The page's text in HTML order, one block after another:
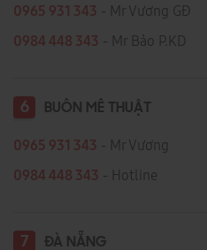
0965 931 343 - Mr Vương GĐ
0984 448 343 - Mr Bảo P.KD
6 BUÔN MÊ THUẬT
0965 931 343 - Mr Vương
0984 448 343 - Hotline
7 ĐÀ NẴNG